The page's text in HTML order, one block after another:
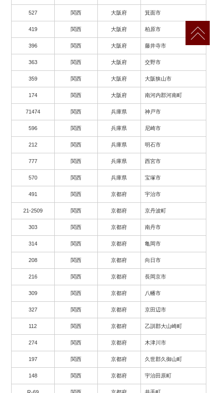
527 関西 大阪府 箕面市
419 関西 大阪府 柏原市
396 関西 大阪府 藤井寺市
363 関西 大阪府 交野市
359 関西 大阪府 大阪狭山市
174 関西 大阪府 南河内郡河南町
71474 関西 兵庫県 神戸市
596 関西 兵庫県 尼崎市
212 関西 兵庫県 明石市
777 関西 兵庫県 西宮市
570 関西 兵庫県 宝塚市
491 関西 京都府 宇治市
21-2509 関西 京都府 京丹波町
303 関西 京都府 南丹市
314 関西 京都府 亀岡市
208 関西 京都府 向日市
216 関西 京都府 長岡京市
309 関西 京都府 八幡市
327 関西 京都府 京田辺市
112 関西 京都府 乙訓郡大山崎町
274 関西 京都府 木津川市
197 関西 京都府 久世郡久御山町
148 関西 京都府 宇治田原町